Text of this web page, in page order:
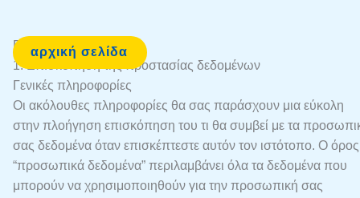
αρχική σελίδα
Πολιτική απορρήτου
1. Επισκόπηση της προστασίας δεδομένων
Γενικές πληροφορίες
Οι ακόλουθες πληροφορίες θα σας παράσχουν μια εύκολη
στην πλοήγηση επισκόπηση του τι θα συμβεί με τα
σας δεδομένα όταν επισκέπτεστε αυτόν τον ιστότοπο. Ο όρος
“προσωπικά δεδομένα” περιλαμβάνει όλα τα δεδομένα που
μπορούν να χρησιμοποιηθούν για την προσωπική σας